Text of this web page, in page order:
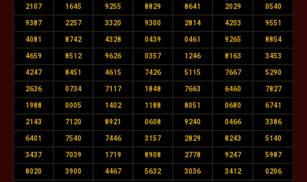
2107 1645 9255 8829 8641 2029 0540
9387 2257 3320 9300 2814 4203 9551
4081 8742 4328 0439 0461 9265 8854
4659 8512 9626 0357 1246 8163 3453
4247 8451 4615 7426 5115 7667 5290
2636 0734 7117 1848 7663 6460 7827
1988 0005 1402 1188 8051 0680 6741
2143 7120 8921 0608 9240 0466 3386
6401 7540 7446 3157 2829 8243 5140
3437 7039 1719 8908 2778 9247 5987
8020 3900 4467 5632 3036 3412 0206